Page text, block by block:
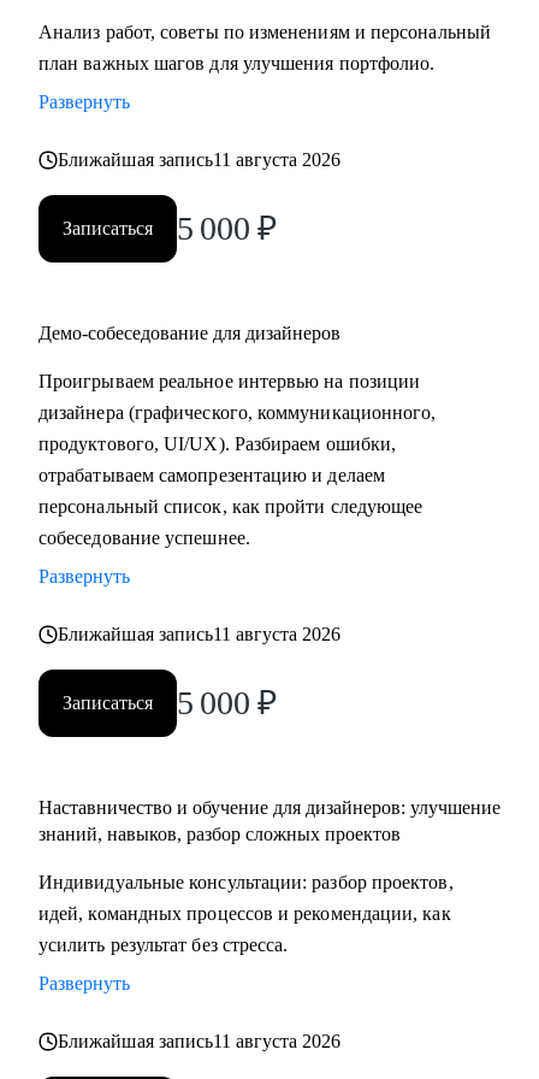
• Помощь в сборке структуры проектов для портфолио
• Карьерная стратегия: куда расти в дизайне и какие
лишнего стресса
• Наладить процессы, чтобы работать быстрее и без
• Научиться выдавать идеи, когда «нет вдохновения»
• Обсудить сложные дизайн-ситуации, получить взгляд со
стороны и совет, как усилить проект
Кому могу помочь:
• Начинающим дизайнерам
• Всем, кто готовится к собеседованиям и тестовым
готовым планом
• Тем, кто хочет работать быстрее, без выгорания и с
помощника
На консультациях даю честную и практическую обратную
связь, без воды и с понятными шагами, что именно
улучшить.
Анализ работ, советы по изменениям и персональный
план важных шагов для улучшения портфолио.
Развернуть
Ближайшая запись11 августа 2026
Записаться 5 000 ₽
Демо-собеседование для дизайнеров
Проигрываем реальное интервью на позиции
дизайнера (графического, коммуникационного,
продуктового, UI/UX). Разбираем ошибки,
отрабатываем самопрезентацию и делаем
персональный список, как пройти следующее
собеседование успешнее.
Развернуть
Ближайшая запись11 августа 2026
Записаться 5 000 ₽
Наставничество и обучение для дизайнеров: улучшение
знаний, навыков, разбор сложных проектов
Индивидуальные консультации: разбор проектов,
идей, командных процессов и рекомендации, как
усилить результат без стресса.
Развернуть
Ближайшая запись11 августа 2026